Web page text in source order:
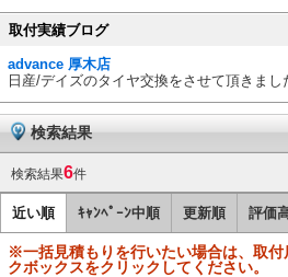
取付実績ブログ
advance 厚木店
日産/デイズのタイヤ交換をさせて頂きまし
検索結果
検索結果6件
近い順 ｷｬﾝﾍﾟｰﾝ中順 更新順 評価
※一括見積もりを行いたい場合は、取
クボックスをクリックしてください。